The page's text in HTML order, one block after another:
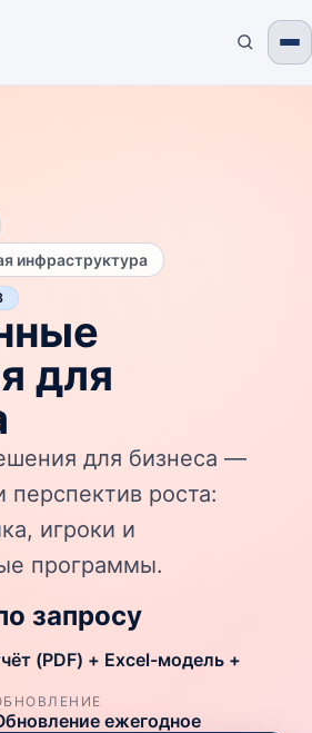
инфраструктура
для
для бизнеса —
перспектив роста:
игроки и
программы.
запросу
(PDF) + Excel-модель +
ежегодное